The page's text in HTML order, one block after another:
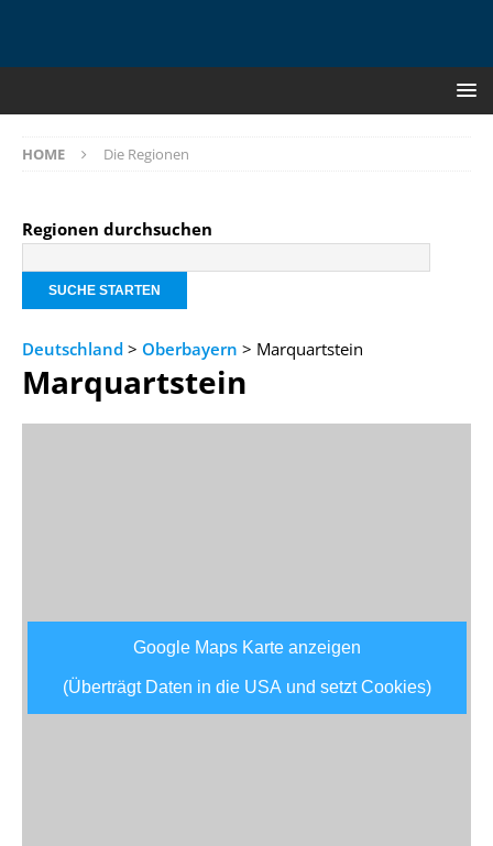
HOME Die Regionen
Regionen durchsuchen
Deutschland > Oberbayern > Marquartstein
Marquartstein
Google Maps Karte anzeigen
(Überträgt Daten in die USA und setzt Cookies)